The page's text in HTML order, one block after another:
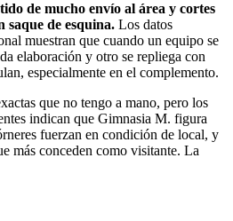
de mucho envío al área y cortes
saque de esquina. Los datos
muestran que cuando un equipo se
elaboración y otro se repliega con
especialmente en el complemento.
que no tengo a mano, pero los
indican que Gimnasia M. figura
fuerzan en condición de local, y
más conceden como visitante. La